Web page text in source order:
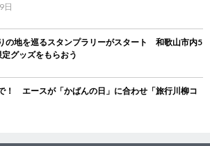
日
の地を巡るスタンプラリーがスタート 和歌山市内5
グッズをもらおう
！ エースが「かばんの日」に合わせ「旅行川柳コ